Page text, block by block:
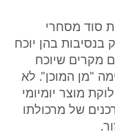
סוד מסחרי
בנסיבות בהן יוכח
מקרים שיוכח
"מן המוכן". לא
מוצר יומיומי
של מרכולתו